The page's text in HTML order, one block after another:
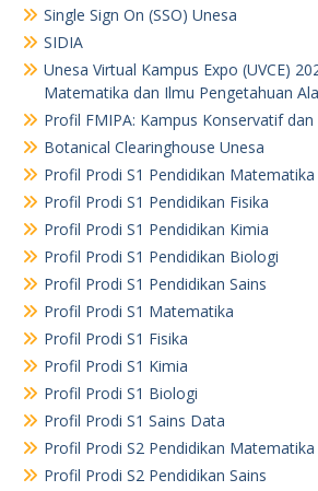
Single Sign On (SSO) Unesa
SIDIA
Unesa Virtual Kampus Expo (UVCE)
Matematika dan Ilmu Pengetahuan
Profil FMIPA: Kampus Konservatif dan
Botanical Clearinghouse Unesa
Profil Prodi S1 Pendidikan Matematika
Profil Prodi S1 Pendidikan Fisika
Profil Prodi S1 Pendidikan Kimia
Profil Prodi S1 Pendidikan Biologi
Profil Prodi S1 Pendidikan Sains
Profil Prodi S1 Matematika
Profil Prodi S1 Fisika
Profil Prodi S1 Kimia
Profil Prodi S1 Biologi
Profil Prodi S1 Sains Data
Profil Prodi S2 Pendidikan Matematika
Profil Prodi S2 Pendidikan Sains